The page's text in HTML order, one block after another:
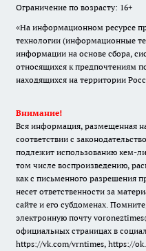
Ограничение по возрасту: 16+
«На информационном ресурсе
технологии (информационные
информации на основе сбора,
относящихся к предпочтениям
находящихся на территории
Внимание!
Вся информация, размещенная
соответствии с
подлежит использованию кем-
том числе воспроизведению,
как с письменного разрешения
несет ответственности за
сайте и его субдоменах.
электронную почту
официальных страницах в
https://vk.com/vrntimes, https://